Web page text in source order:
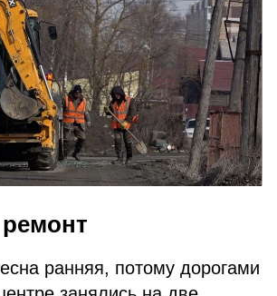
ранняя, потому дорогами